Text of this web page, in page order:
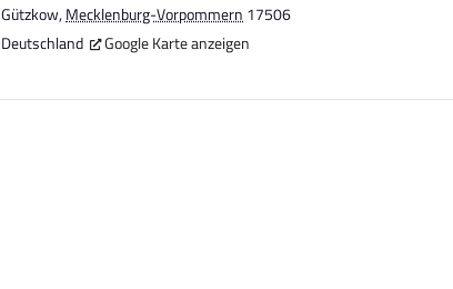
Gützkow,Mecklenburg-Vorpommern 17506
Deutschland
Google Karte anzeigen